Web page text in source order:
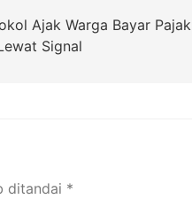
Ajak Warga Bayar Pajak
Signal
ditandai *